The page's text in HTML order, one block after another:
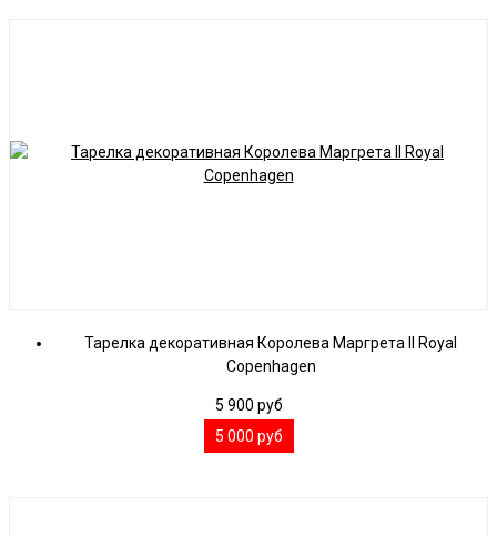
Тарелка декоративная Королева Маргрета II Royal
Copenhagen
5 900 руб
5 000 руб